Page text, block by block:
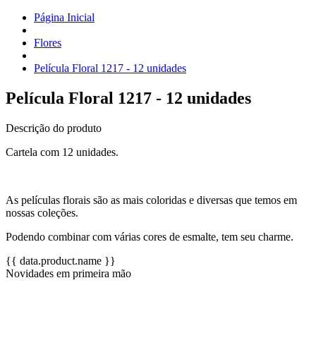
Página Inicial
Flores
Película Floral 1217 - 12 unidades
Película Floral 1217 - 12 unidades
Descrição do produto
Cartela com 12 unidades.
As películas florais são as mais coloridas e diversas que temos em
nossas coleções.
Podendo combinar com várias cores de esmalte, tem seu charme.
{{ data.product.name }}
Novidades em primeira mão